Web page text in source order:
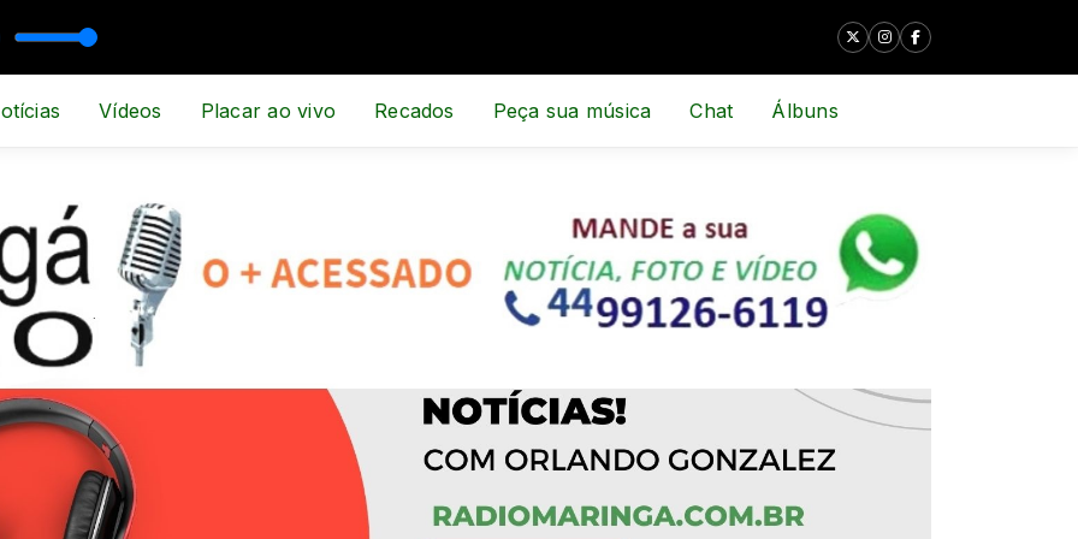
Vídeos Placar ao vivo Recados Peça sua música Chat Álbuns